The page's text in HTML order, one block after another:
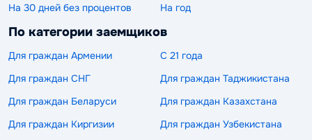
На 30 дней без процентов На год
По категории заемщиков
Для граждан Армении
С 21 года
Для граждан СНГ
Для граждан Таджикистана
Для граждан Беларуси
Для граждан Казахстана
Для граждан Киргизии
Для граждан Узбекистана